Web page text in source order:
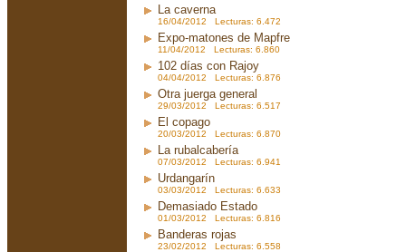
La caverna
16/04/2012 Lecturas: 6.472
Expo-matones de Mapfre
11/04/2012 Lecturas: 6.860
102 días con Rajoy
04/04/2012 Lecturas: 6.876
Otra juerga general
29/03/2012 Lecturas: 6.517
El copago
20/03/2012 Lecturas: 6.870
La rubalcabería
07/03/2012 Lecturas: 6.941
Urdangarín
03/03/2012 Lecturas: 6.633
Demasiado Estado
01/03/2012 Lecturas: 6.816
Banderas rojas
23/02/2012 Lecturas: 6.558